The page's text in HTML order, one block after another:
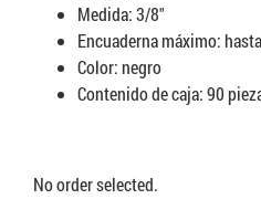
Medida: 3/8″
Encuaderna máximo:
Color: negro
Contenido de caja: 90
No order selected.